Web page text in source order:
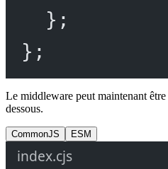
};
};
Le middleware peut maintenant
dessous.
CommonJS ESM
index.cjs